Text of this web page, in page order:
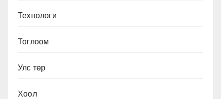
Технологи
Тоглоом
Улс төр
Хоол